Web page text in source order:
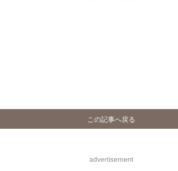
この記事へ戻る
advertisement